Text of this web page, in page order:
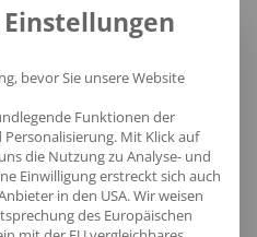
Poloshirts bietet nicht nur
auch höchste
Broke-Reflektionsstreifen
die
Atmungsaktives, weiches
Tragegefühl,
eine individuelle
bevor Sie unsere Website
Funktionen der
Mit Klick auf
die Nutzung zu Analyse- und
Einwilligung erstreckt sich auch
in den USA. Wir weisen
des Europäischen